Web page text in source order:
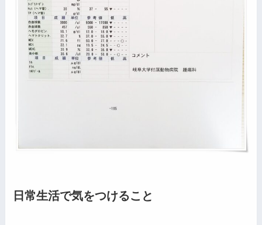
日常生活で気をつけること